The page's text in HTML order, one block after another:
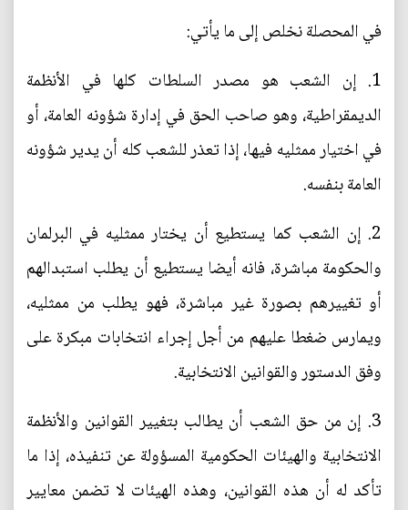
في المحصلة نخلص إلى ما يأتي:
1. إن الشعب هو مصدر السلطات كلها في الأنظمة
الديمقراطية، وهو صاحب الحق في إدارة شؤونه العامة، أو
في اختيار ممثليه فيها، إذا تعذر للشعب كله أن يدير شؤونه
العامة بنفسه.
2. إن الشعب كما يستطيع أن يختار ممثليه في البرلمان
والحكومة مباشرة، فانه أيضا يستطيع أن يطلب استبدالهم
أو تغييرهم بصورة غير مباشرة، فهو يطلب من ممثليه،
ويمارس ضغطا عليهم من أجل إجراء انتخابات مبكرة على
وفق الدستور والقوانين الانتخابية.
3. إن من حق الشعب أن يطالب بتغيير القوانين والأنظمة
الانتخابية والهيئات الحكومية المسؤولة عن تنفيذه، إذا ما
تأكد له أن هذه القوانين، وهذه الهيئات لا تضمن معايير